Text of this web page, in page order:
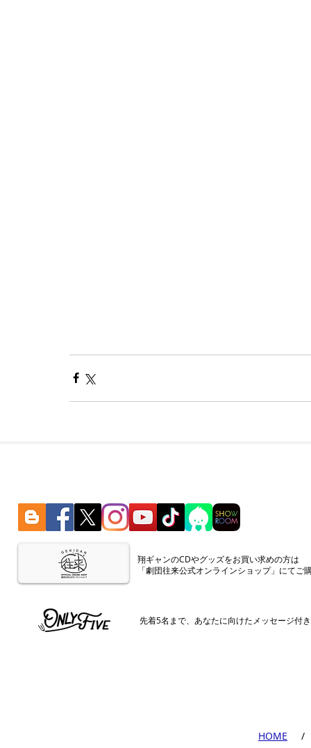
​翔ギャンのCDやグッズをお買い求めの方は
「劇団往来公式オンラインショップ」にてご
先着5名まで、あなたに向けたメッセージ付
​HOME
​ /